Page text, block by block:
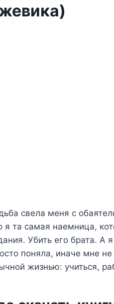
свела меня с
я та самая наемница,
Убить его брата. А
поняла, иначе мне
жизнью: учиться,